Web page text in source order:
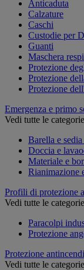
Anticaduta
Calzature
Caschi
Custodie per
Guanti
Maschera
Protezione
Protezione
Protezione
Emergenza e primo
Vedi tutte le categorie
Barella e
Doccia e
Materiale e
Rianimazione
Profili di protezione
Vedi tutte le categorie
Paracolpi
Protezione
Protezione
Vedi tutte le categorie